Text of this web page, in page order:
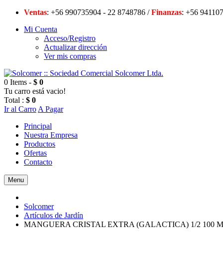
Ventas: +56 990735904 - 22 8748786 /Finanzas: +56
Mi Cuenta
Acceso/Registro
Actualizar dirección
Ver mis compras
0 Items - $ 0
Tu carro está vacio!
Total : $ 0
Ir al Carro A Pagar
Principal
Nuestra Empresa
Productos
Ofertas
Contacto
Menu
Solcomer
Artículos de Jardín
MANGUERA CRISTAL EXTRA (GALACTICA) 1/2 100